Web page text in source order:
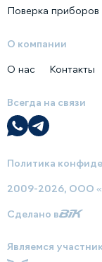
Поверка приборов
О компании
О нас Контакты
Всегда на связи
Политика
2009-2026, ООО
Сделано в
Являемся